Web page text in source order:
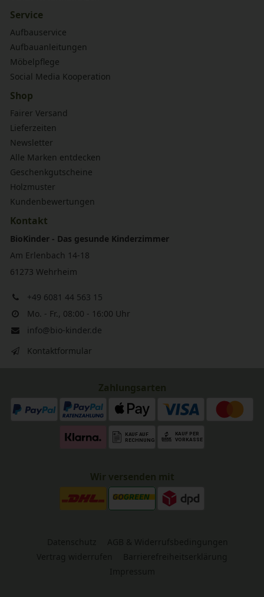
Service
Aufbauservice
Aufbauanleitungen
Möbelpflege
Social Media Kooperation
Shop
Fairer Versand
Lieferzeiten
Newsletter
Alle Marken entdecken
Geschenkgutscheine
Holzmuster
Kundenbewertungen
Kontakt
BioKinder - Das gesunde Kinderzimmer
Am Erlenbach 14-18
61273 Wehrheim
+49 6081 44 563 15
Mo. - Fr., 08:00 - 16:00 Uhr
info@bio-kinder.de
Kontaktformular
Zahlungsarten
Wir versenden mit